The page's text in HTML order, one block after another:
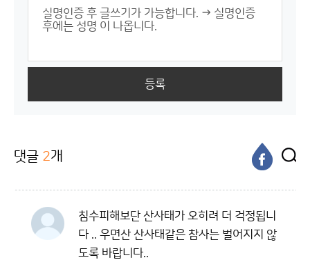
등록
댓글 2개
침수피해보단 산사태가 오히려 더 걱정됩니
다 .. 우면산 산사태같은 참사는 벌어지지 않
도록 바랍니다..